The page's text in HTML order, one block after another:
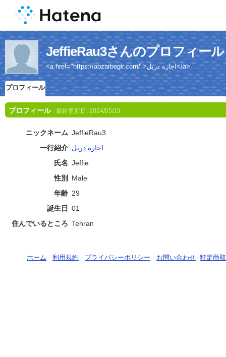
JeffieRau3さんのプロフィール
<a href="https://abzarbegir.com/">اجاره دریل</a>
プロフィール
プロフィール 最終更新日: 2024/05/19
ニックネーム JeffieRau3
一行紹介 اجاره دریل
氏名 Jeffie
性別
Male
年齢 29
誕生日
01
住んでいるところ Tehran
ホーム - 利用規約 - プライバシーポリシー - お問い合わせ- 特定商